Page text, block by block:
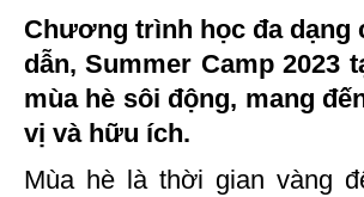
Chương trình học đa dạng
dẫn, Summer Camp 2023
mùa hè sôi động, mang
vị và hữu ích.
Mùa hè là thời gian vàng